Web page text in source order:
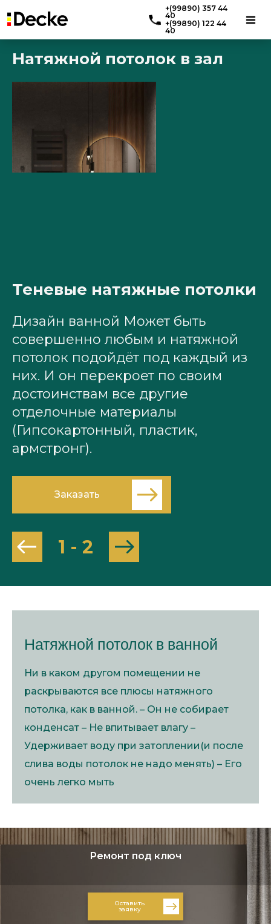
+(99890) 357 44
40
+(99890) 122 44
40
Натяжной потолок в зал
Теневые натяжные потолки
Дизайн ванной Может быть
совершенно любым и натяжной
потолок подойдёт под каждый из
них. И он перекроет по своим
достоинствам все другие
отделочные материалы
(Гипсокартонный, пластик,
армстронг).
Заказать
1 - 2
Натяжной потолок в ванной
Ни в каком другом помещении не
раскрываются все плюсы натяжного
потолка, как в ванной. – Он не собирает
конденсат – Не впитывает влагу –
Удерживает воду при затоплении(и после
слива воды потолок не надо менять) – Его
очень легко мыть
Ремонт под ключ
Оставить
заявку